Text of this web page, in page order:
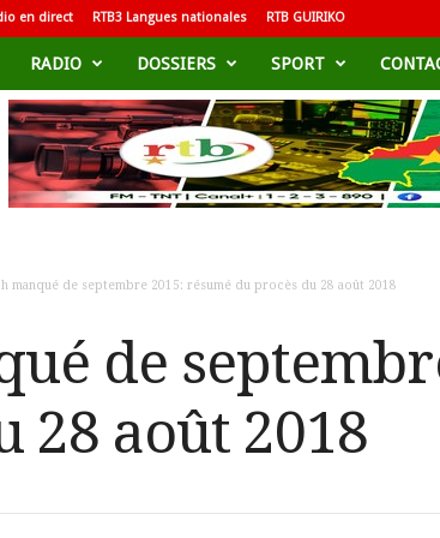
en direct RTB3 Langues nationales RTB GUIRIKO
RADIO DOSSIERS SPORT
manqué de septembre 2015: résumé du procès du 28 août 2018
de
28 août 2018